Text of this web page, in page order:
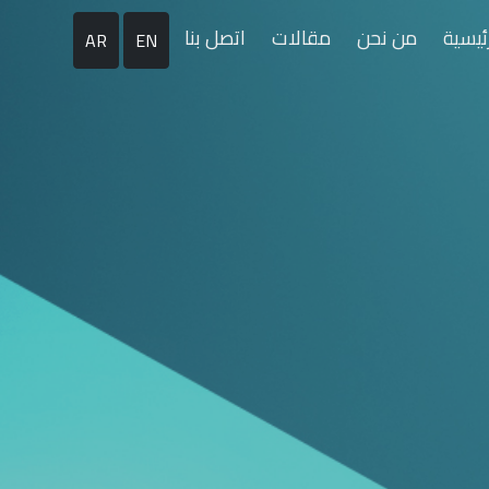
من نحن مقالات اتصل بنا EN
AR